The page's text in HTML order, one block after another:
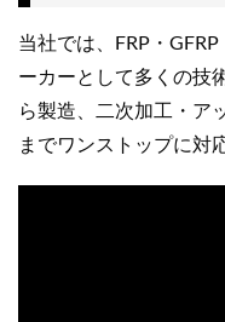
当社では、FRP・
ーカーとして多くの技
ら製造、二次加工・ア
までワンストップに対